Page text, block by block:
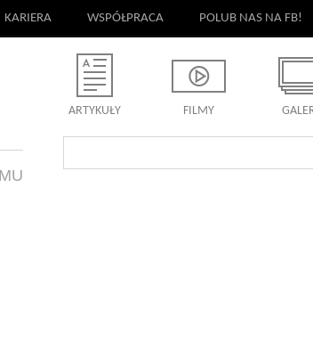
KARIERA WSPÓŁPRACA POLUB NAS NA FB!
ARTYKUŁY FILMY